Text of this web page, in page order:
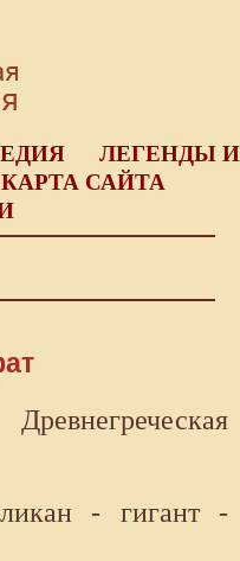
ЛЕГЕНДЫ И
КАРТА САЙТА
- гигант -